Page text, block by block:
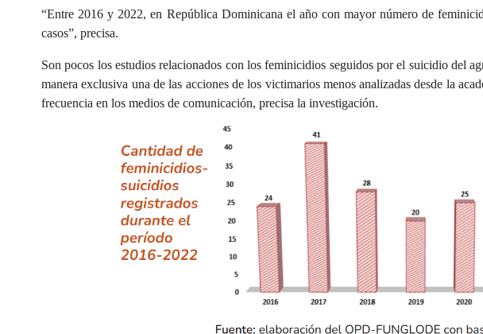
“Entre 2016 y 2022, en República Dominicana el año con mayor número de
casos”, precisa.
Son pocos los estudios relacionados con los feminicidios seguidos por el suicidio del
manera exclusiva una de las acciones de los victimarios menos analizadas desde la
frecuencia en los medios de comunicación, precisa la investigación.